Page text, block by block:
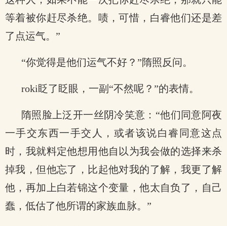
等着被你赶尽杀绝。啧，可惜，白睿他们还是差
了点运气。”
“你觉得是他们运气不好？”隋照反问。
roki眨了眨眼，一副“不然呢？”的表情。
隋照脸上泛开一丝阴冷笑意：“他们同意阿夜
一手交东西一手交人，或者该说白睿同意这点
时，我就料定他想用他自以为我会做的选择来杀
掉我，但他忘了，比起他对我的了解，我更了解
他，再加上白若锦这个变量，他太自负了，自己
蠢，低估了他所谓的家族血脉。”